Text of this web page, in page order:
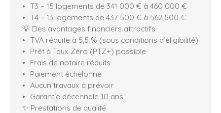
T3 – 15 logements de 341 000 € à 460 000 €
T4 – 13 logements de 437 500 € à 562 500 €
💡 Des avantages financiers attractifs
TVA réduite à 5,5 % (sous conditions d’éligibilité)
Prêt à Taux Zéro (PTZ+) possible
Frais de notaire réduits
Paiement échelonné
Aucun travaux à prévoir
Garantie décennale 10 ans
✨ Prestations de qualité